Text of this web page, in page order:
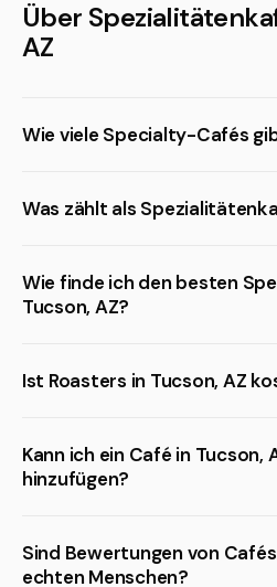
Über
AZ
Wie viele Specialty-Cafés
Was zählt als
Wie finde ich den besten
Tucson, AZ?
Ist Roasters in Tucson, AZ
Kann ich ein Café in Tucson,
hinzufügen?
Sind Bewertungen von
echten Menschen?